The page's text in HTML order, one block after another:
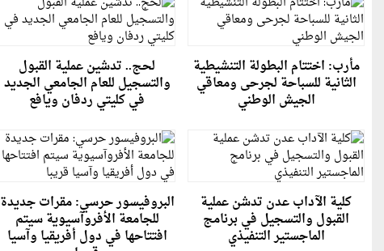
مأرب: اختتام البطولة التنشيطية
الثانية للسباحة لجرحى ومعاقي
الجيش الوطني
لحج.. تدشين عملية القبول
والتسجيل للعام الجامعي الجديد
في كليتي ردفان ويافع
كلية الآداب عدن تدشن عملية
القبول والتسجيل في برنامج
الماجستير التنفيذي
البروفيسور حرسي: مقرات جديدة
للجامعة الأفروآسيوية سيتم
افتتاحها في دول أفريقيا وآسيا